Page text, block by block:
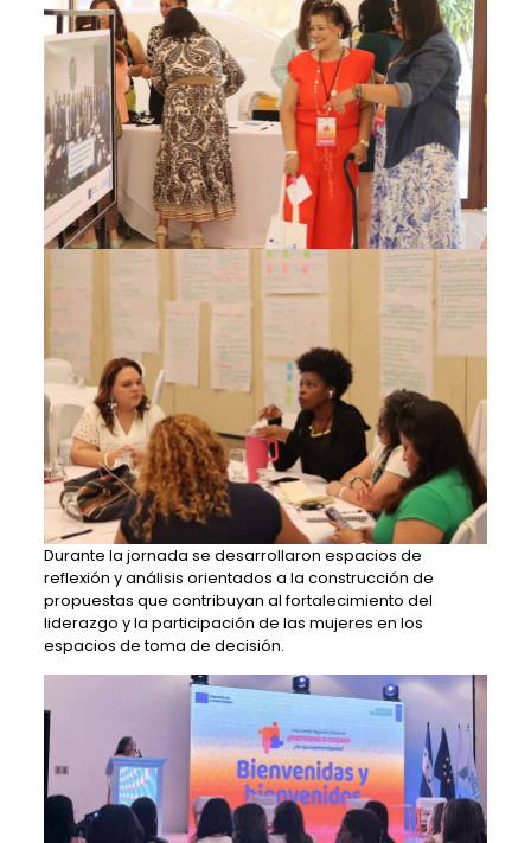
Durante la jornada se desarrollaron espacios de
reflexión y análisis orientados a la construcción de
propuestas que contribuyan al fortalecimiento del
liderazgo y la participación de las mujeres en los
espacios de toma de decisión.